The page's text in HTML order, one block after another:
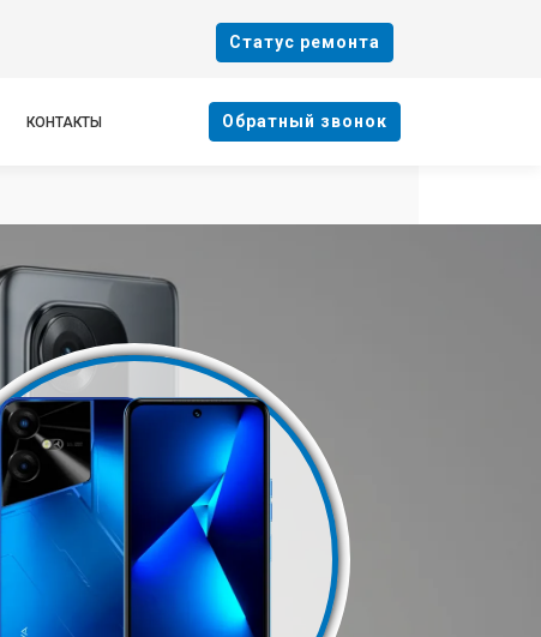
Cтатус ремонта
КОНТАКТЫ Oбратный звонок